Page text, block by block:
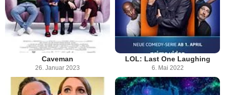
Caveman
26. Januar 2023
LOL: Last One Laughing
6. Mai 2022